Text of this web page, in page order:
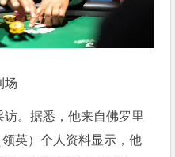
场
。据悉，他来自佛罗里
英）个人资料显示，他